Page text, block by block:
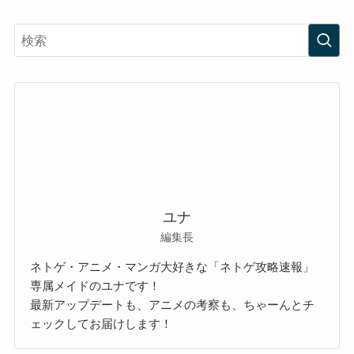
ユナ
編集長
ネトゲ・アニメ・マンガ大好きな「ネトゲ攻略速報」
専属メイドのユナです！
最新アップデートも、アニメの考察も、ちゃーんとチ
ェックしてお届けします！